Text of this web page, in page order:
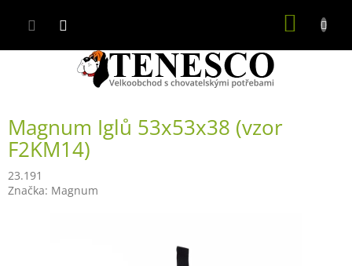
Magnum Iglů 53x53x38 (vzor
F2KM14)
23.191
Značka: Magnum